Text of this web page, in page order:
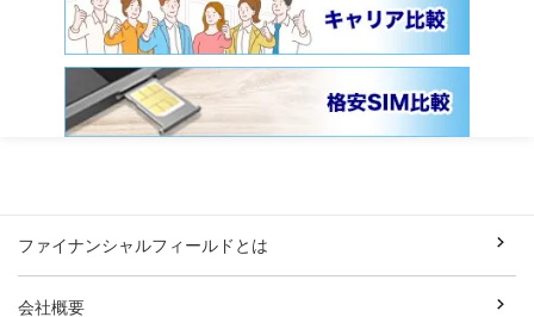
ファイナンシャルフィールドとは
会社概要